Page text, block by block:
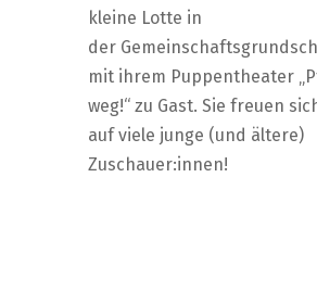
kleine Lotte in
der
mit ihrem Puppentheater
weg!“ zu Gast. Sie freuen
auf viele junge (und ältere)
Zuschauer:innen!